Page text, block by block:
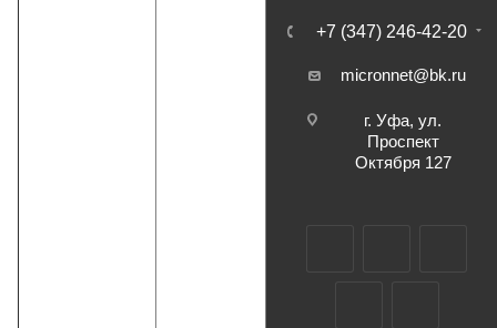
+7 (347) 246-42-20
micronnet@bk.ru
г. Уфа, ул.
Проспект
Октября 127